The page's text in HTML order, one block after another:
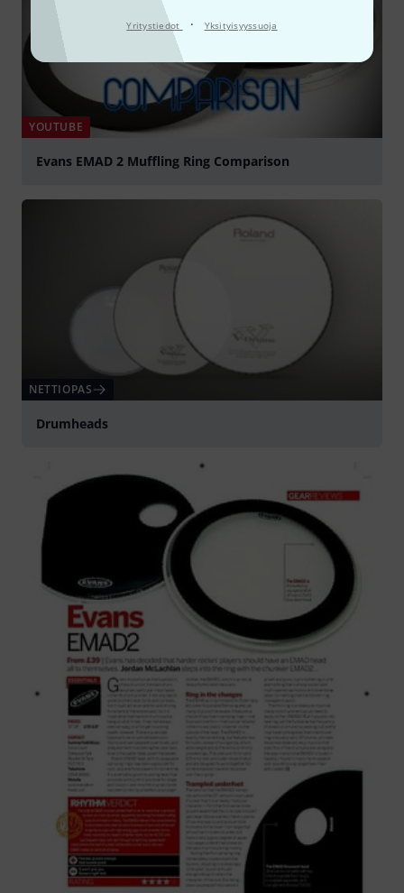
Yritystiedot · Yksityisyyssuoja
YOUTUBE
Evans EMAD 2 Muffling Ring Comparison
NETTIOPAS
Drumheads